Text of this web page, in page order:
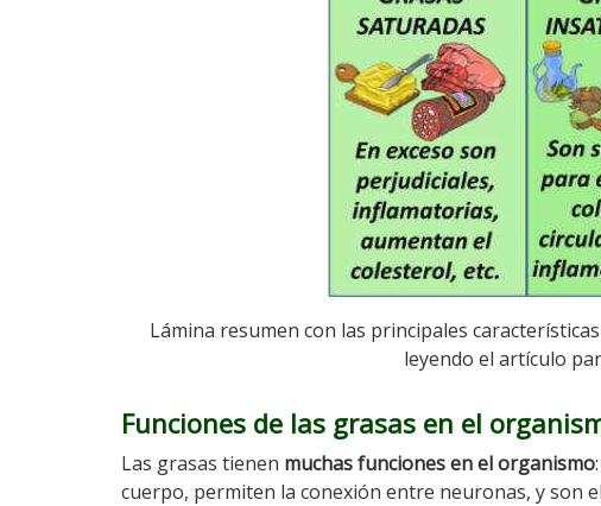
Lámina resumen con las principales
leyendo el artículo
Funciones de las grasas en el
Las grasas tienen muchas funciones en el organismo
cuerpo, permiten la conexión entre neuronas, y son